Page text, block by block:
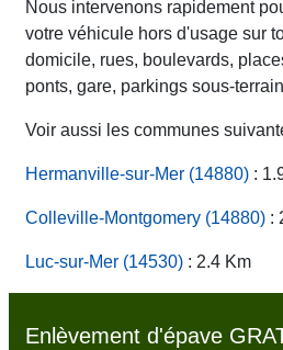
Nous intervenons rapidement
votre véhicule hors d'usage sur
domicile, rues, boulevards,
ponts, gare, parkings sous-
Voir aussi les communes
Hermanville-sur-Mer (14880) :
Colleville-Montgomery (14880) :
Luc-sur-Mer (14530) : 2.4 Km
Enlèvement d'épave